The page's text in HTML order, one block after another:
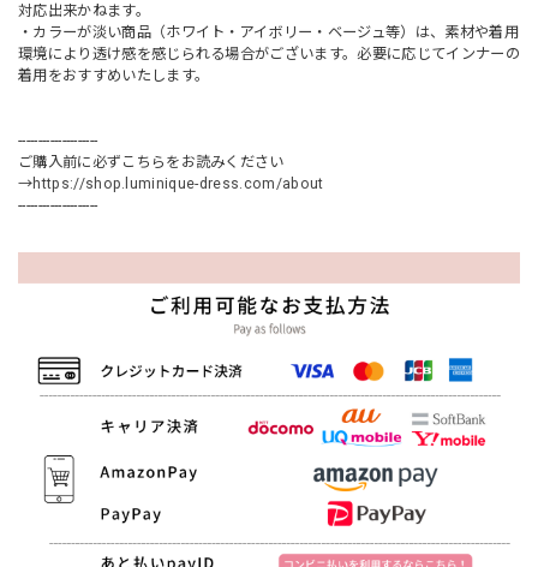
対応出来かねます。
・カラーが淡い商品（ホワイト・アイボリー・ベージュ等）は、素材や着用
環境により透け感を感じられる場合がございます。必要に応じてインナーの
着用をおすすめいたします。
--------------------
ご購入前に必ずこちらをお読みください
→https://shop.luminique-dress.com/about
--------------------